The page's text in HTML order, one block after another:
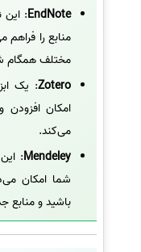
EndNote: این
منابع را فراهم
مختلف همگام
Zotero: یک
امکان افزودن
می‌کند.
Mendeley
:
شما امکان
باشید و منابع